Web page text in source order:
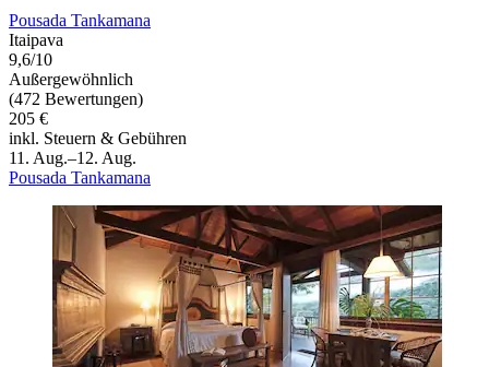
Pousada Tankamana
Itaipava
9,6/10
Außergewöhnlich
(472 Bewertungen)
205 €
inkl. Steuern & Gebühren
11. Aug.–12. Aug.
Pousada Tankamana